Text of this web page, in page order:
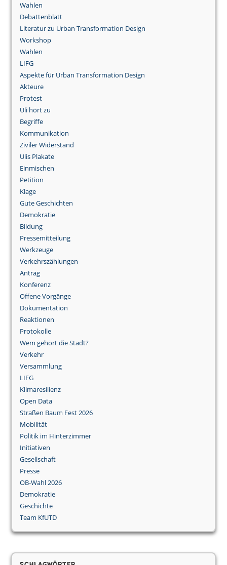
Wahlen
Debattenblatt
Literatur zu Urban Transformation Design
Workshop
Wahlen
LIFG
Aspekte für Urban Transformation Design
Akteure
Protest
Uli hört zu
Begriffe
Kommunikation
Ziviler Widerstand
Ulis Plakate
Einmischen
Petition
Klage
Gute Geschichten
Demokratie
Bildung
Pressemitteilung
Werkzeuge
Verkehrszählungen
Antrag
Konferenz
Offene Vorgänge
Dokumentation
Reaktionen
Protokolle
Wem gehört die Stadt?
Verkehr
Versammlung
LIFG
Klimaresilienz
Open Data
Straßen Baum Fest 2026
Mobilität
Politik im Hinterzimmer
Initiativen
Gesellschaft
Presse
OB-Wahl 2026
Demokratie
Geschichte
Team KfUTD